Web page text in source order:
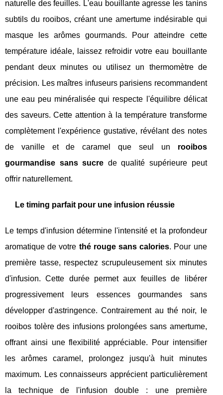
naturelle des feuilles. L'eau bouillante agresse les tanins
subtils du rooibos, créant une amertume indésirable qui
masque les arômes gourmands. Pour atteindre cette
température idéale, laissez refroidir votre eau bouillante
pendant deux minutes ou utilisez un thermomètre de
précision. Les maîtres infuseurs parisiens recommandent
une eau peu minéralisée qui respecte l'équilibre délicat
des saveurs. Cette attention à la température transforme
complètement l'expérience gustative, révélant des notes
de vanille et de caramel que seul un rooibos
gourmandise sans sucre de qualité supérieure peut
offrir naturellement.
Le timing parfait pour une infusion réussie
Le temps d'infusion détermine l'intensité et la profondeur
aromatique de votre thé rouge sans calories. Pour une
première tasse, respectez scrupuleusement six minutes
d'infusion. Cette durée permet aux feuilles de libérer
progressivement leurs essences gourmandes sans
développer d'astringence. Contrairement au thé noir, le
rooibos tolère des infusions prolongées sans amertume,
offrant ainsi une flexibilité appréciable. Pour intensifier
les arômes caramel, prolongez jusqu'à huit minutes
maximum. Les connaisseurs apprécient particulièrement
la technique de l'infusion double : une première